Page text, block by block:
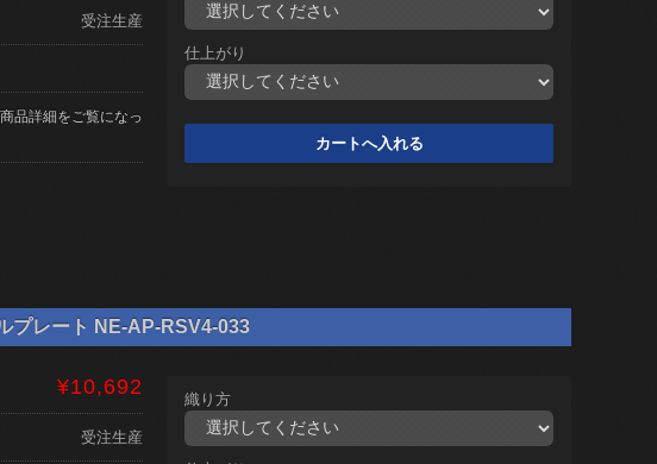
受注生産
品詳細をご覧になっ
仕上がり
プレート NE-AP-RSV4-033
¥10,692
受注生産
織り方